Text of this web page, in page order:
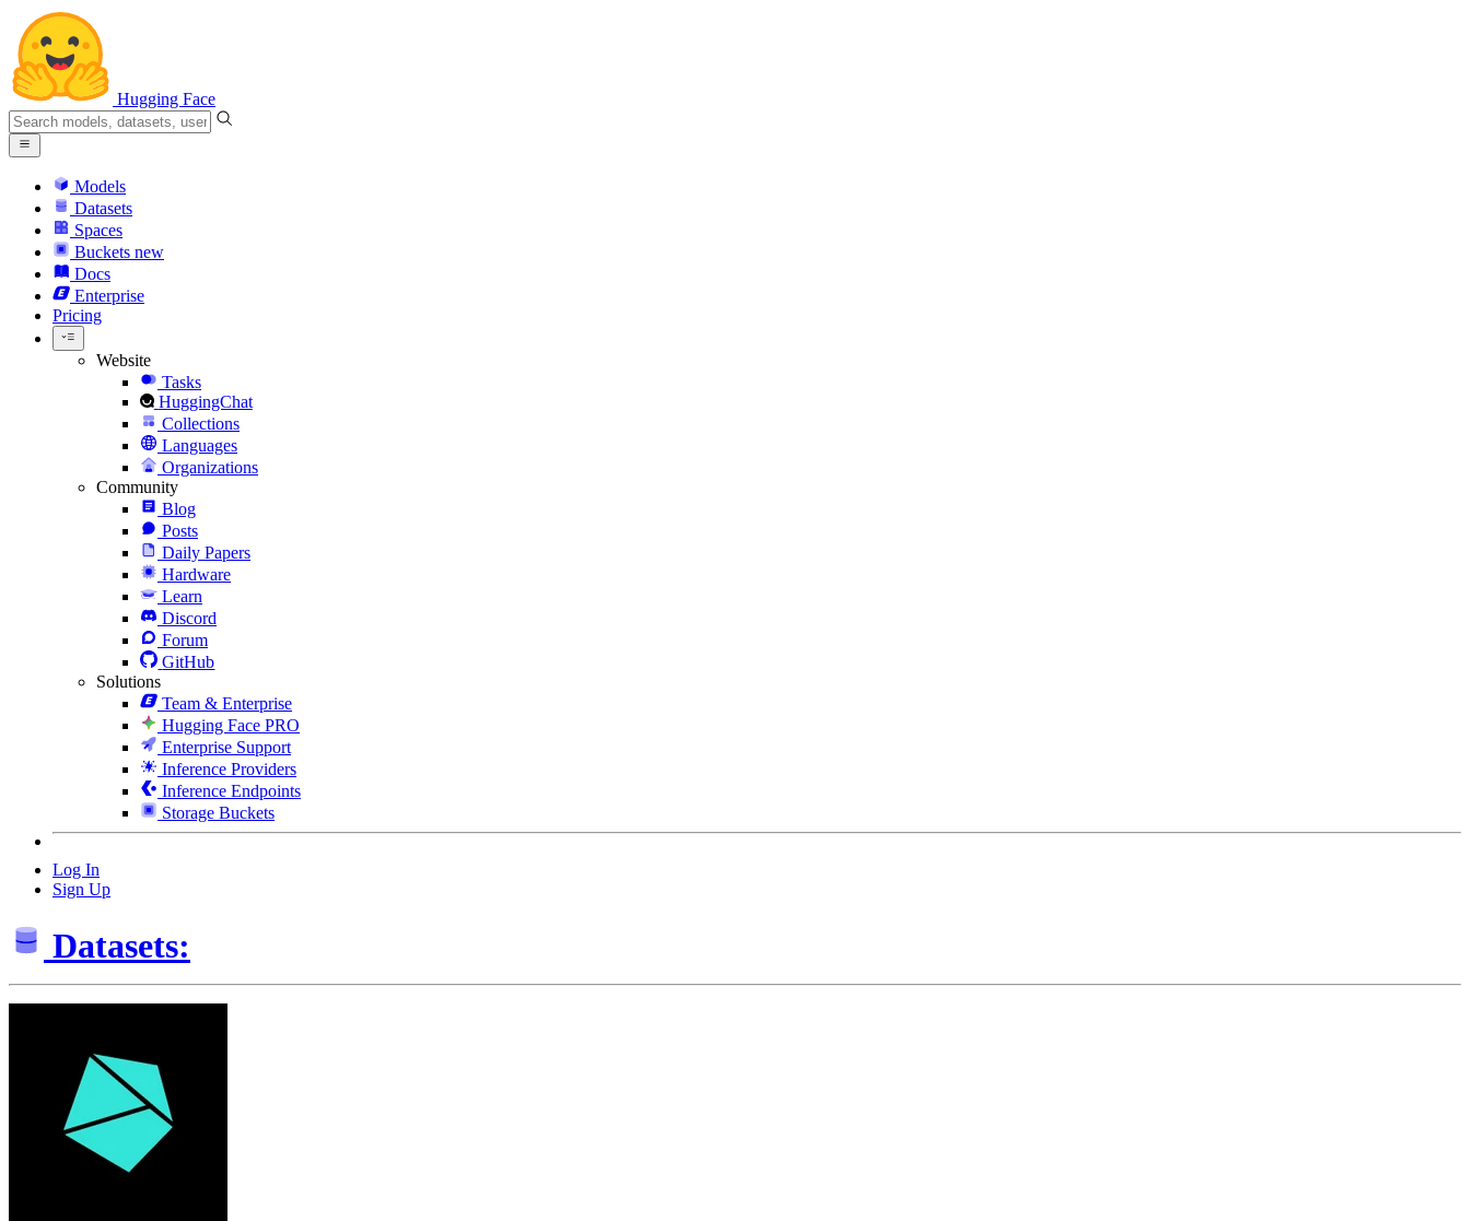
Hugging Face
Models
Datasets
Spaces
Buckets new
Docs
Enterprise
Pricing
Website
Tasks
HuggingChat
Collections
Languages
Organizations
Community
Blog
Posts
Daily Papers
Hardware
Learn
Discord
Forum
GitHub
Solutions
Team & Enterprise
Hugging Face PRO
Enterprise Support
Inference Providers
Inference Endpoints
Storage Buckets
Log In
Sign Up
Datasets: